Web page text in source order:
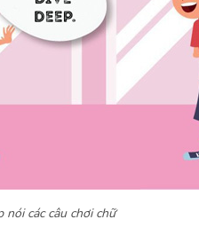
nói các câu chơi chữ